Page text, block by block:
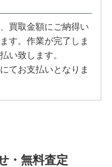
買取金額にご納得い
す。作業が完了しま
い致します。
てお支払いとなりま
・無料査定